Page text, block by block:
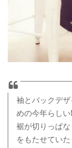
袖とバックデ
めの今年らしい
裾が切りっぱ
をもたせてい